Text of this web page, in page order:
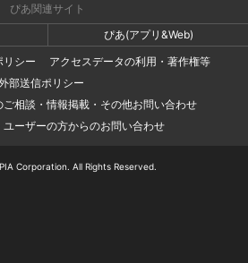
ぴあ関連サイト
ぴあ(アプリ&Web)
リシー
アクセスデータの利用・著作権等
部送信ポリシー
相談・情報掲載・その他お問い合わせ
ーザーの方からのお問い合わせ
Corporation. All Rights Reserved.